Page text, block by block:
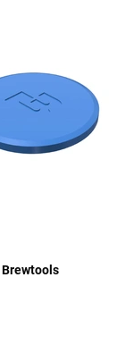
Brewtools